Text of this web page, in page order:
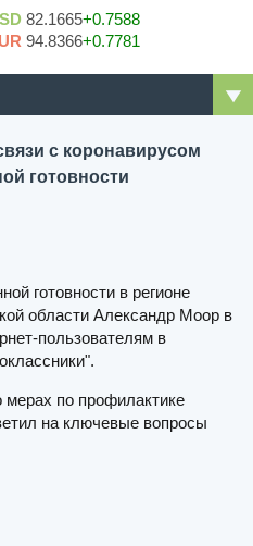
82.1665+0.7588
94.8366+0.7781
с коронавирусом
готовности
готовности в регионе
области Александр Моор в
пользователям в
по профилактике
на ключевые вопросы